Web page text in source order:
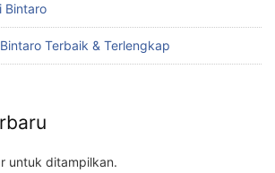
Bintaro
Terbaik & Terlengkap
untuk ditampilkan.